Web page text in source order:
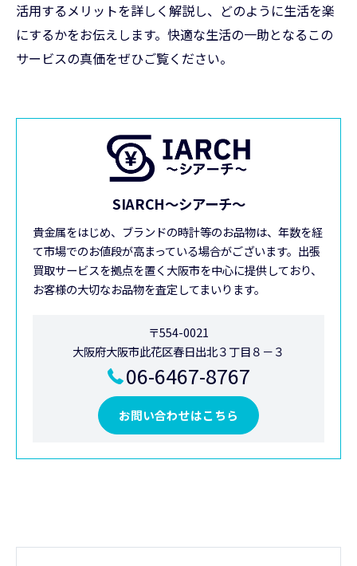
活用するメリットを詳しく解説し、どのように生活を楽
にするかをお伝えします。快適な生活の一助となるこの
サービスの真価をぜひご覧ください。
SIARCH～シアーチ～
貴金属をはじめ、ブランドの時計等のお品物は、年数を経
て市場でのお値段が高まっている場合がございます。出張
買取サービスを拠点を置く大阪市を中心に提供しており、
お客様の大切なお品物を査定してまいります。
〒554-0021
大阪府大阪市此花区春日出北３丁目８－３
06-6467-8767
お問い合わせはこちら